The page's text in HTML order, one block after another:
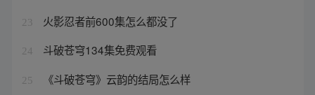
23 火影忍者前600集怎么都没了
24 斗破苍穹134集免费观看
25 《斗破苍穹》云韵的结局怎么样